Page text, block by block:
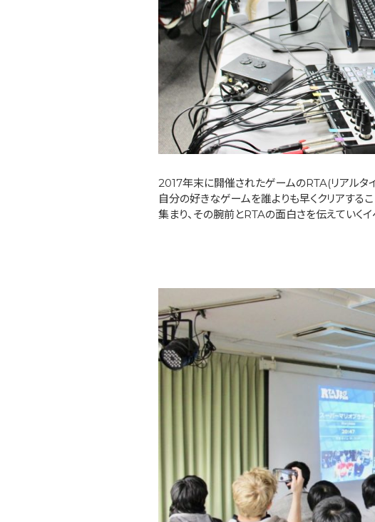
2017年末に開催されたゲームのRTA(リアルタイ
自分の好きなゲームを誰よりも早くクリアする
集まり、その腕前とRTAの面白さを伝えていくイ